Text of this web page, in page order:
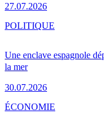
27.07.2026
Une enclave espagnole
la mer
30.07.2026
POLITIQUE
ÉCONOMIE